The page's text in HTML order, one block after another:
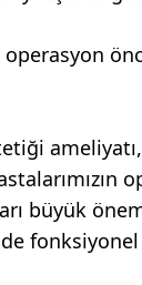
operasyon
büyük
fonksiyonel